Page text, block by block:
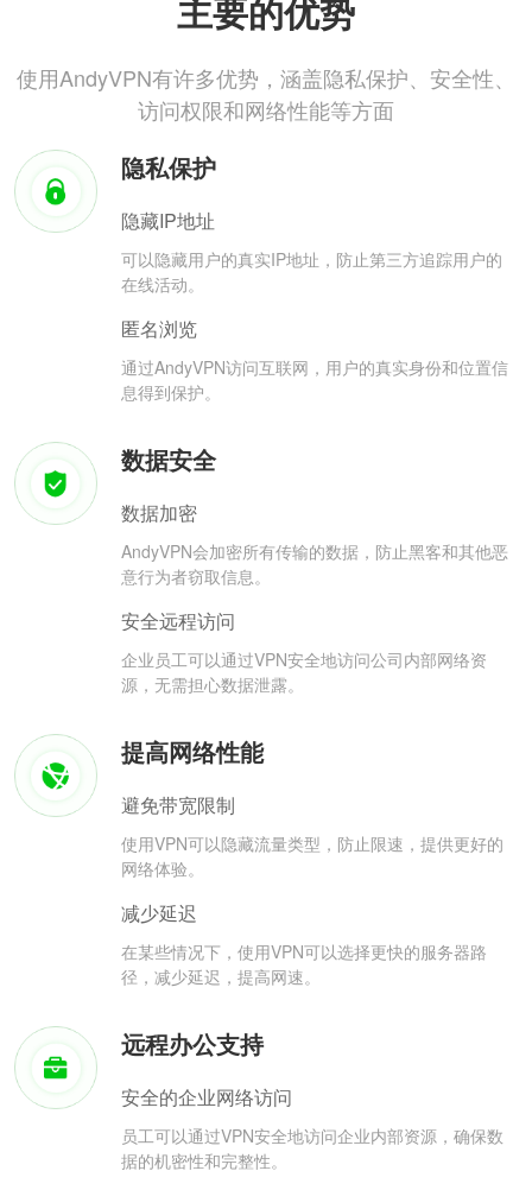
主要的优势
使用AndyVPN有许多优势，涵盖隐私保护、安全性、
访问权限和网络性能等方面
隐私保护
隐藏IP地址
可以隐藏用户的真实IP地址，防止第三方追踪用户的
在线活动。
匿名浏览
通过AndyVPN访问互联网，用户的真实身份和位置信
息得到保护。
数据安全
数据加密
AndyVPN会加密所有传输的数据，防止黑客和其他恶
意行为者窃取信息。
安全远程访问
企业员工可以通过VPN安全地访问公司内部网络资
源，无需担心数据泄露。
提高网络性能
避免带宽限制
使用VPN可以隐藏流量类型，防止限速，提供更好的
网络体验。
减少延迟
在某些情况下，使用VPN可以选择更快的服务器路
径，减少延迟，提高网速。
远程办公支持
安全的企业网络访问
员工可以通过VPN安全地访问企业内部资源，确保数
据的机密性和完整性。